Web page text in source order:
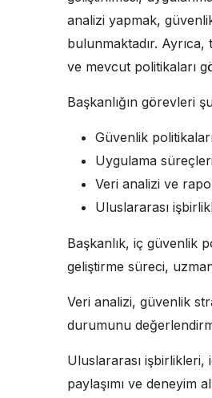
analizi yapmak,
bulunmaktadır.
ve mevcut politikaları
Başkanlığın görevleri
Güvenlik
Uygulama
Veri analizi ve
Uluslararası
Başkanlık, iç güvenlik
geliştirme süreci,
Veri analizi, güvenlik
durumunu
Uluslararası işbirlikleri,
paylaşımı ve deneyim